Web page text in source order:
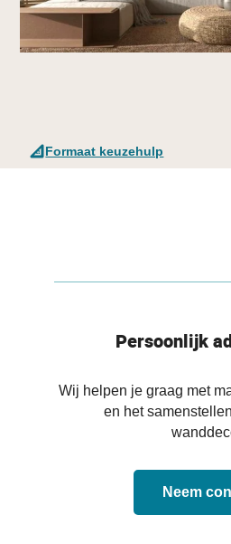
Formaat keuzehulp
Persoonlijk
Wij helpen je graag met
en het
Neem